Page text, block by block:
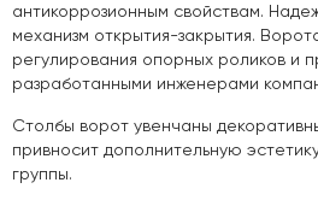
антикоррозионным свойствам.
механизм открытия-закрытия.
регулирования опорных роликов и
разработанными инженерами
Столбы ворот увенчаны
привносит дополнительную
группы.